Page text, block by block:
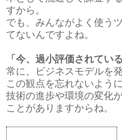
すから。
でも、みんながよく使う
てないんですよね。
「今、過小評価されてい
常に、ビジネスモデルを
この観点を忘れないよう
技術の進歩や環境の変化
ことがありますからね。